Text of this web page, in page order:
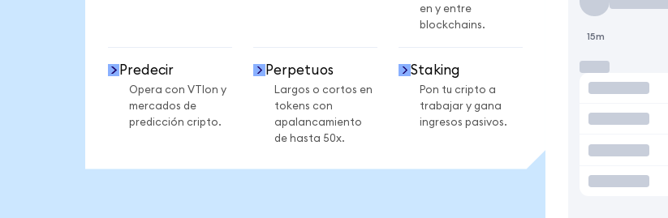
en y entre
blockchains.
Predecir
Opera con VTIon y
mercados de
predicción cripto.
Perpetuos
Largos o cortos en
tokens con
apalancamiento
de hasta 50x.
Staking
Pon tu cripto a
trabajar y gana
ingresos pasivos.
15m